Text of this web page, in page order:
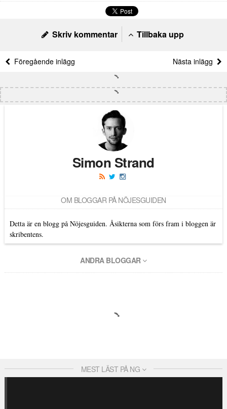
Skriv kommentar Tillbaka upp
Föregående inlägg Nästa inlägg
Simon Strand
OM BLOGGAR PÅ NÖJESGUIDEN
Detta är en blogg på Nöjesguiden. Åsikterna som förs fram i bloggen är
skribentens.
ANDRA BLOGGAR
MEST LÄST PÅ NG